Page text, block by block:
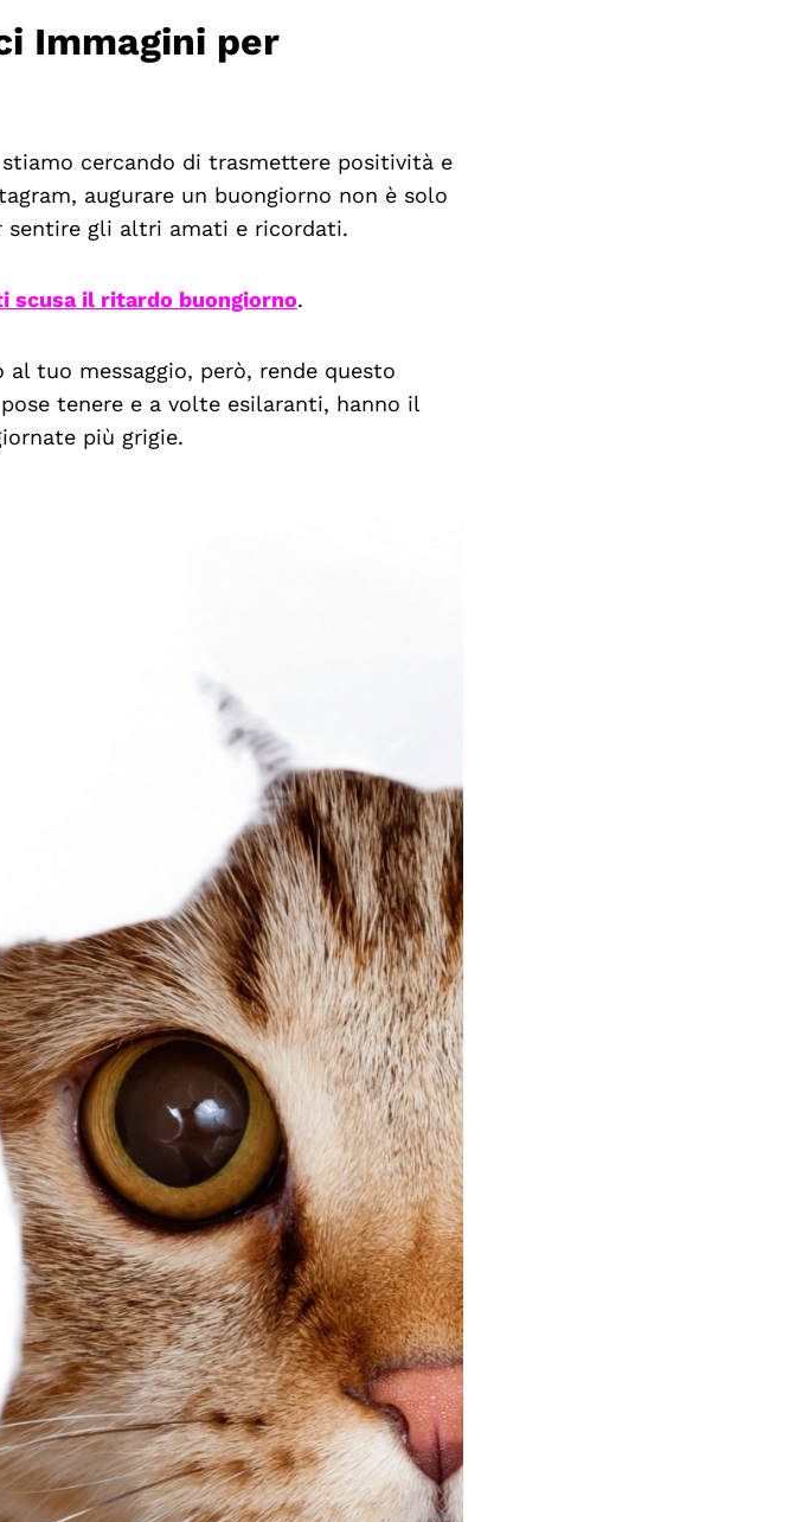
Immagini per
cercando di trasmettere positività e
augurare un buongiorno non è solo
sentire gli altri amati e ricordati.
scusa il ritardo buongiorno.
tuo messaggio, però, rende questo
tenere e a volte esilaranti, hanno il
più grigie.